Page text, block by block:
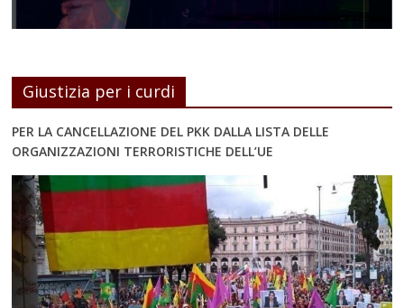
Giustizia per i curdi
PER LA CANCELLAZIONE DEL PKK DALLA LISTA DELLE
ORGANIZZAZIONI TERRORISTICHE DELL’UE